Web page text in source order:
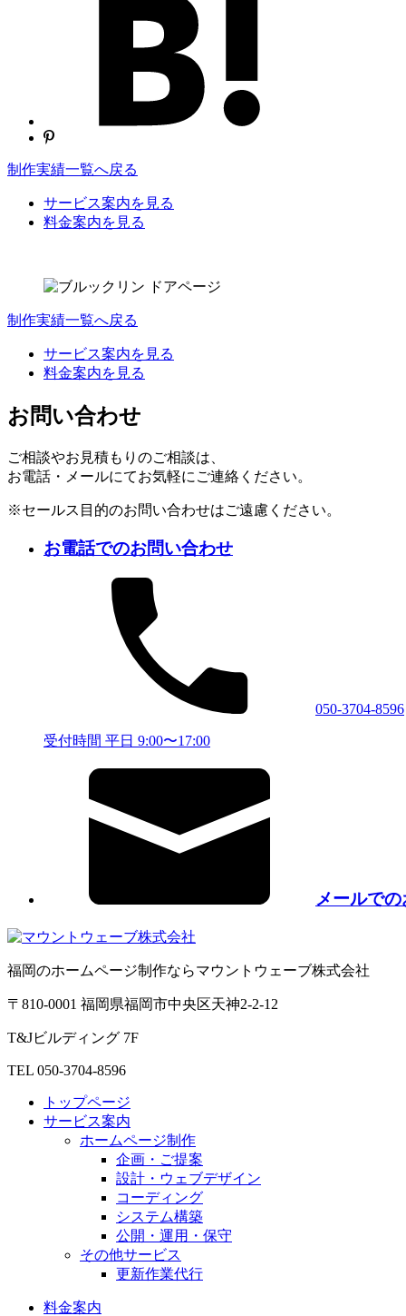
制作実績一覧へ戻る
サービス案内を見る
料金案内を見る
制作実績一覧へ戻る
サービス案内を見る
料金案内を見る
お問い合わせ
ご相談やお見積もりのご相談は、
お電話・メールにてお気軽にご連絡ください。
※セールス目的のお問い合わせはご遠慮ください。
お電話でのお問い合わせ
050-3704-8596
受付時間 平日 9:00〜17:00
メールで
福岡のホームページ制作ならマウントウェーブ株式会社
〒810-0001 福岡県福岡市中央区天神2-2-12
T&Jビルディング 7F
TEL 050-3704-8596
トップページ
サービス案内
ホームページ制作
企画・ご提案
設計・ウェブデザイン
コーディング
システム構築
公開・運用・保守
その他サービス
更新作業代行
料金案内